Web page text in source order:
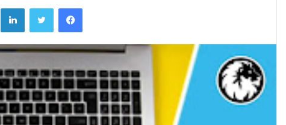
فيسبوك تويتر